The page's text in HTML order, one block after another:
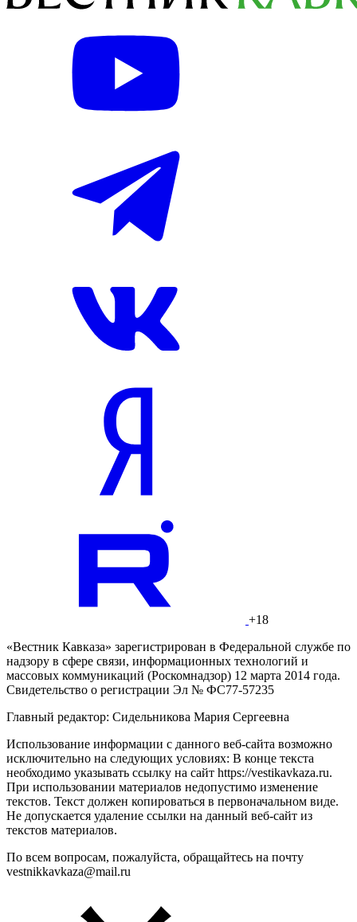
+18
«Вестник Кавказа» зарегистрирован в Федеральной службе по
надзору в сфере связи, информационных технологий и
массовых коммуникаций (Роскомнадзор) 12 марта 2014 года.
Свидетельство о регистрации Эл № ФС77-57235
Главный редактор: Сидельникова Мария Сергеевна
Использование информации с данного веб-сайта возможно
исключительно на следующих условиях: В конце текста
необходимо указывать ссылку на сайт https://vestikavkaza.ru.
При использовании материалов недопустимо изменение
текстов. Текст должен копироваться в первоначальном виде.
Не допускается удаление ссылки на данный веб-сайт из
текстов материалов.
По всем вопросам, пожалуйста, обращайтесь на почту
vestnikkavkaza@mail.ru